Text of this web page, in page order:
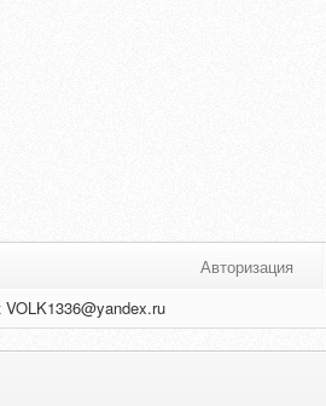
Авторизация
VOLK1336@yandex.ru